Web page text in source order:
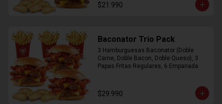
$21.990
Baconator Trio Pack
3 Hamburguesas Baconator (Doble
Carne, Doble Bacon, Doble Queso), 3
Papas Fritas Regulares, 6 Empanada
$29.990